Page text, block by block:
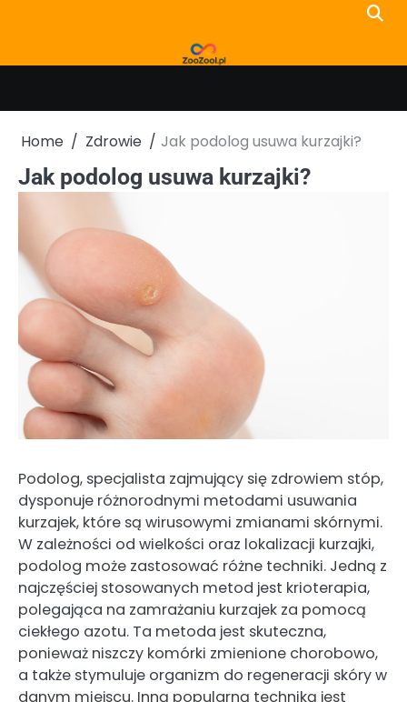
Home Zdrowie Jak podolog usuwa kurzajki?
Jak podolog usuwa kurzajki?
Podolog, specjalista zajmujący się zdrowiem stóp,
dysponuje różnorodnymi metodami usuwania
kurzajek, które są wirusowymi zmianami skórnymi.
W zależności od wielkości oraz lokalizacji kurzajki,
podolog może zastosować różne techniki. Jedną z
najczęściej stosowanych metod jest krioterapia,
polegająca na zamrażaniu kurzajek za pomocą
ciekłego azotu. Ta metoda jest skuteczna,
ponieważ niszczy komórki zmienione chorobowo,
a także stymuluje organizm do regeneracji skóry w
danym miejscu. Inną popularną techniką jest